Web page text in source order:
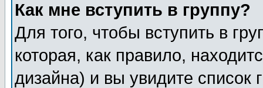
Как мне вступить в группу?
Для того, чтобы вступить в
которая, как правило,
дизайна) и вы увидите список